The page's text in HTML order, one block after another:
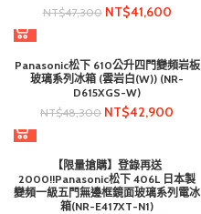
NT$47,300 NT$41,600
Panasonic松下 610公升四門變頻岩板
玻璃系列冰箱 (雲岩白(W)) (NR-
D615XGS-W)
NT$48,300 NT$42,900
【限量搶購】登錄再送
2000!!Panasonic松下 406L 日本製
變頻一級五門無邊框鏡面玻璃系列電冰
箱(NR-E417XT-N1)